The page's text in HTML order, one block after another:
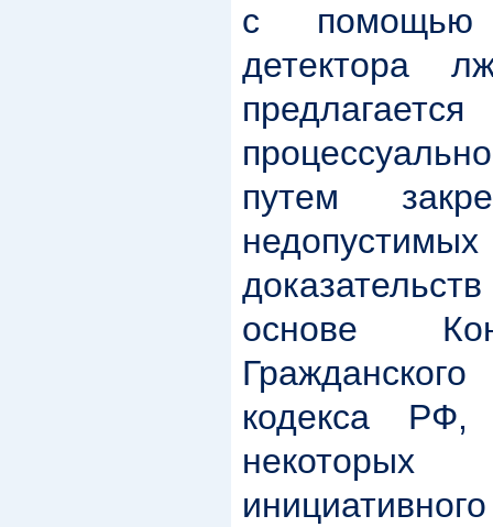
с помощью
детектора
путем
основе
кодекса РФ,